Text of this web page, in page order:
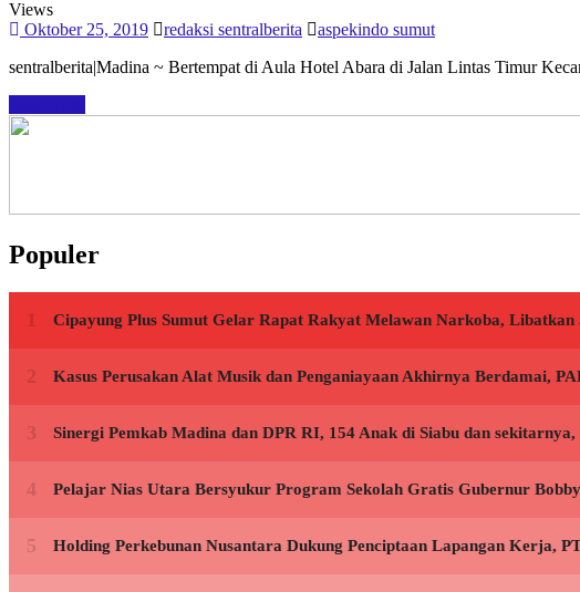
Views
Oktober 25, 2019
redaksi sentralberita
aspekindo sumut
sentralberita|Madina ~ Bertempat di Aula Hotel Abara di Jalan Lintas Timur
Populer
Cipayung Plus Sumut Gelar Rapat Rakyat Melawan Narkoba, Libatkan
Kasus Perusakan Alat Musik dan Penganiayaan Akhirnya Berdamai,
Sinergi Pemkab Madina dan DPR RI, 154 Anak di Siabu dan
Pelajar Nias Utara Bersyukur Program Sekolah Gratis Gubernur
Holding Perkebunan Nusantara Dukung Penciptaan Lapangan Kerja,